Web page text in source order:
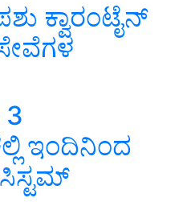
ಕ್ವಾರಂಟೈನ್
3
ಇಂದಿನಿಂದ